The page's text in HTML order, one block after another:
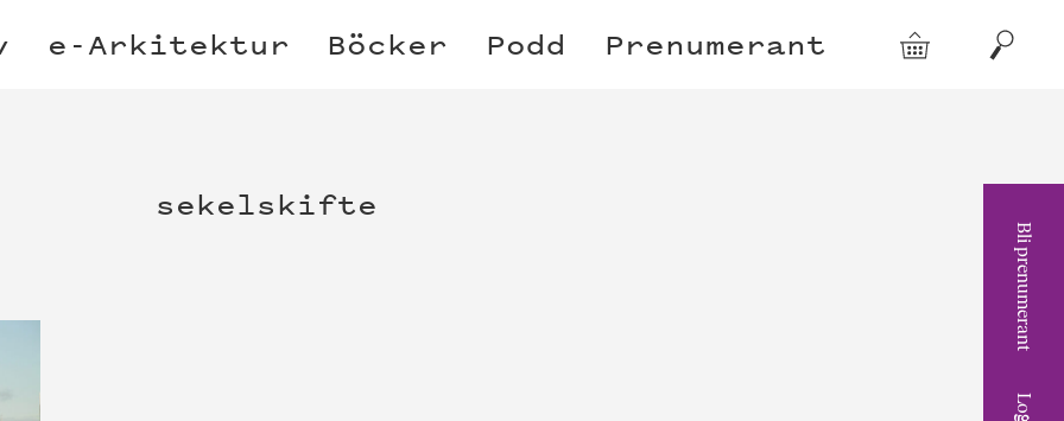
e-Arkitektur Böcker Podd Prenumerant Varukorg Sök
Bli prenumerant
sekelskifte